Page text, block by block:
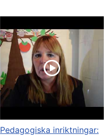
Pedagogiska inriktningar: